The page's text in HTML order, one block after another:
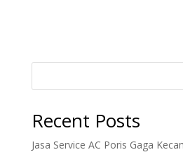
Recent Posts
Jasa Service AC Poris Gaga